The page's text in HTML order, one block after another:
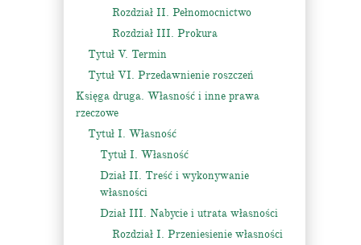
Rozdział II. Pełnomocnictwo
Rozdział III. Prokura
Tytuł V. Termin
Tytuł VI. Przedawnienie roszczeń
Księga druga. Własność i inne prawa
rzeczowe
Tytuł I. Własność
Tytuł I. Własność
Dział II. Treść i wykonywanie
własności
Dział III. Nabycie i utrata własności
Rozdział I. Przeniesienie własności